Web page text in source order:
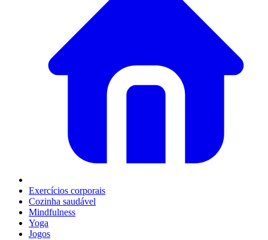
Exercícios corporais
Cozinha saudável
Mindfulness
Yoga
Jogos